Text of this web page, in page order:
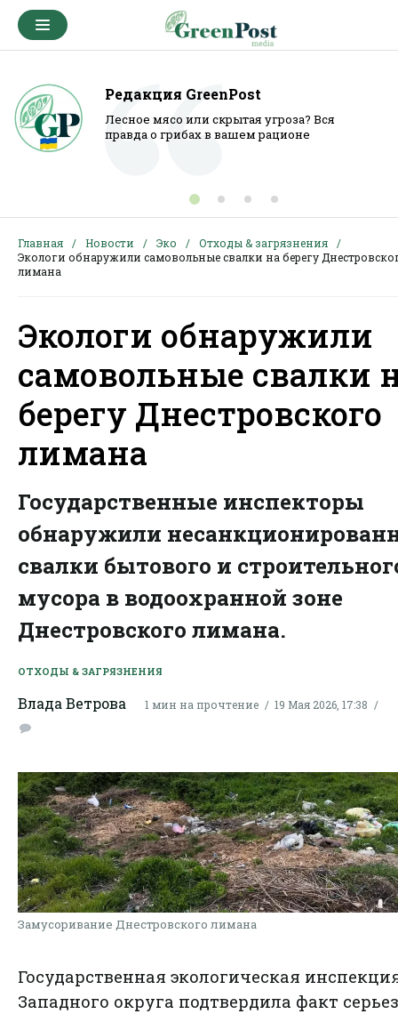
Редакция GreenPost
Лесное мясо или скрытая угроза? Вся
правда о грибах в вашем рационе
Главная Новости Эко
Отходы & загрязнения
Экологи обнаружили самовольные свалки на берегу
лимана
Экологи обнаружили
самовольные свалки
берегу Днестровского
лимана
Государственные инспекторы
обнаружили
свалки бытового и
мусора в водоохранной зоне
Днестровского лимана.
ОТХОДЫ & ЗАГРЯЗНЕНИЯ
Влада Ветрова 1 мин на прочтение 19 Мая 2026, 17:38
Замусоривание Днестровского лимана
Государственная экологическая
Западного округа подтвердила факт